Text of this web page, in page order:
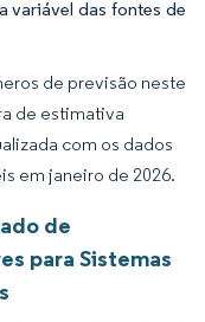
variável das fontes de
de previsão neste
de estimativa
com os dados
em janeiro de 2026.
de
para Sistemas